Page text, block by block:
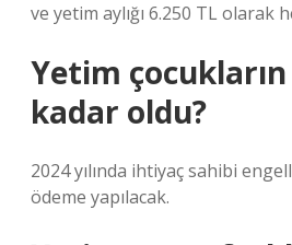
ve yetim aylığı 6.250 TL olarak
Yetim çocukların
kadar oldu?
2024 yılında ihtiyaç sahibi
ödeme yapılacak.